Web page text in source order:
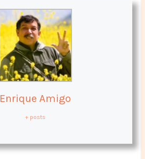
Enrique Amigo
+ posts